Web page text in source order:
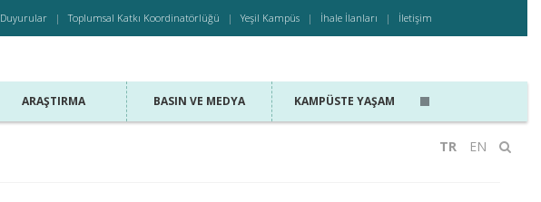
Duyurular Toplumsal Katkı Koordinatörlüğü Yeşil Kampüs İhale İlanları İletişim
TR EN
ARAŞTIRMA BASIN VE MEDYA KAMPÜSTE YAŞAM